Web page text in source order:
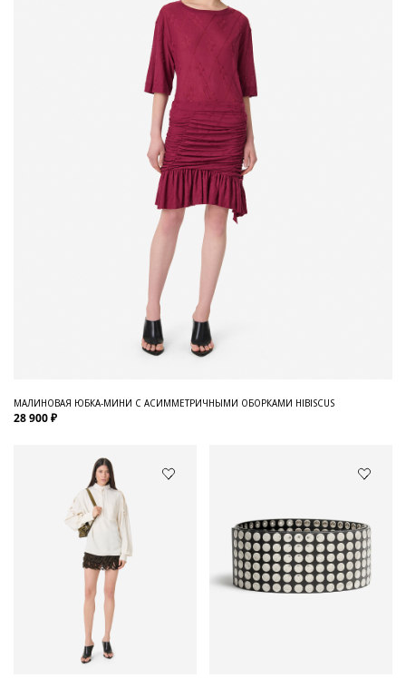
МАЛИНОВАЯ ЮБКА-МИНИ С АСИММЕТРИЧНЫМИ ОБОРКАМИ HIBISCUS
28 900 ₽